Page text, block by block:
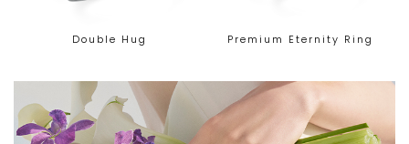
Double Hug Premium Eternity Ring